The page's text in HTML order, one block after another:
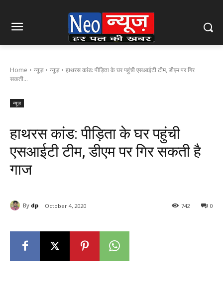
Home न्यूज़ न्यूज़
हाथरस कांड: पीड़िता के घर पहुंची एसआईटी टीम, डीएम पर गिर
सकती...
न्यूज़
हाथरस कांड: पीड़िता के घर पहुंची
एसआईटी टीम, डीएम पर गिर सकती है
गाज
By dp October 4, 2020 0
742